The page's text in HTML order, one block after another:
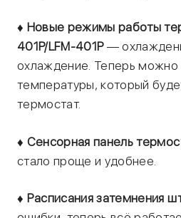
♦ Новые режимы работы
401P/LFM-401P —
охлаждение. Теперь можно
температуры, который
термостат.
♦ Сенсорная панель
стало проще и удобнее.
♦ Расписания затемнения